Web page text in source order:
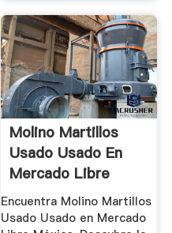
Molino Martillos
Usado Usado En
Mercado Libre
México
Encuentra Molino Martillos
Usado Usado en Mercado